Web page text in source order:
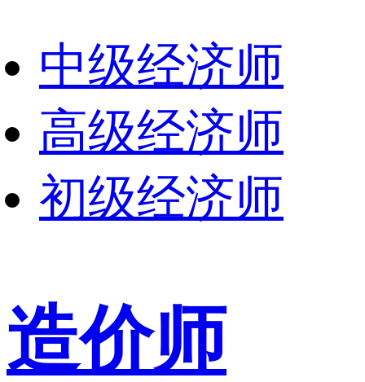
中级经济师
高级经济师
初级经济师
造价师